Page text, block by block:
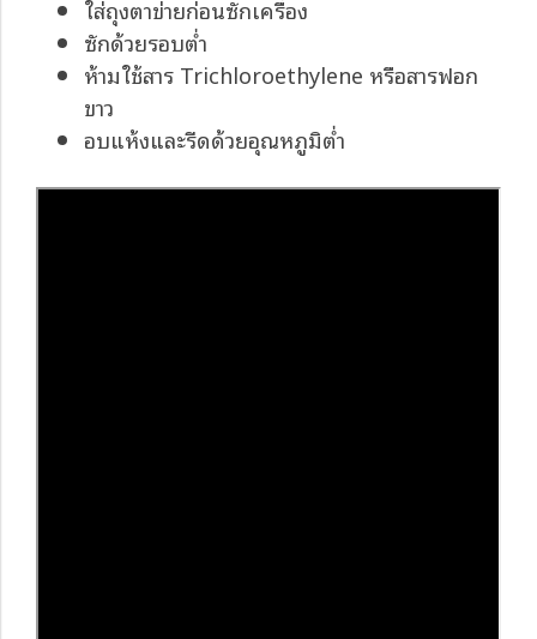
ใส่ถุงตาข่ายก่อนซักเครื่อง
ซักด้วยรอบต่ำ
ห้ามใช้สาร Trichloroethylene หรือสารฟอก
ขาว
อบแห้งและรีดด้วยอุณหภูมิต่ำ